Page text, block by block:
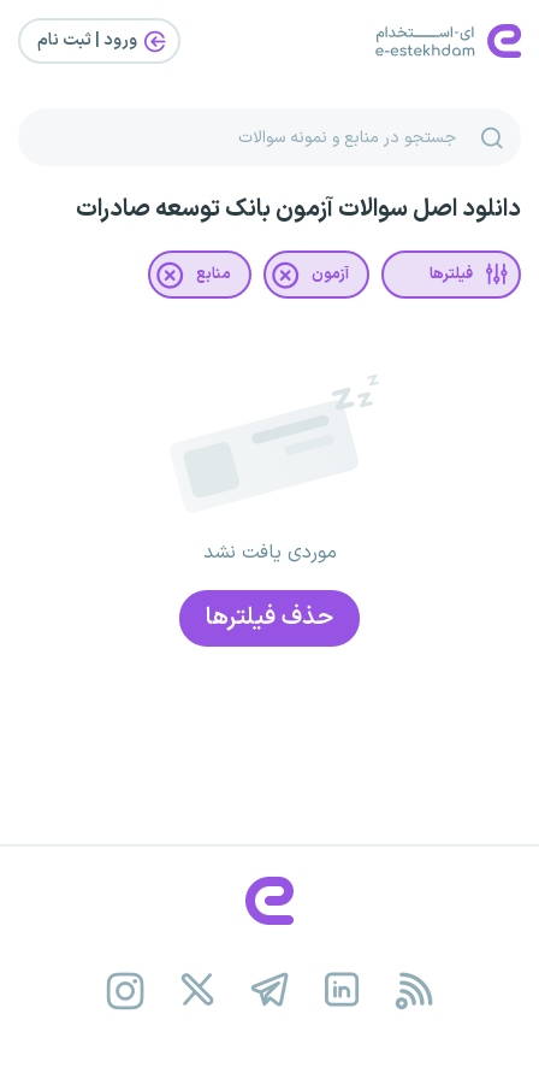
ورود | ثبت‌ نام
دانلود اصل سوالات آزمون بانک توسعه صادرات
فیلترها آزمون منابع
موردی یافت نشد
حذف فیلتر‌ها